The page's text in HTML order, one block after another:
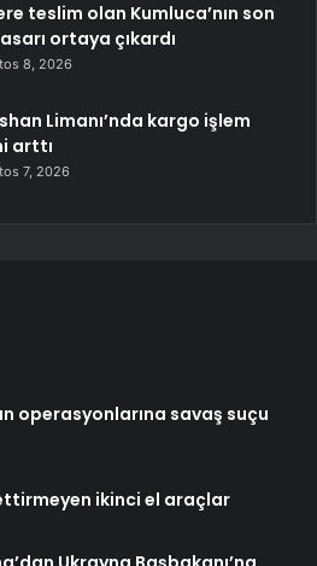
teslim olan Kumluca’nın son
ortaya çıkardı
8, 2026
Limanı’nda kargo işlem
arttı
7, 2026
operasyonlarına savaş suçu
ikinci el araçlar